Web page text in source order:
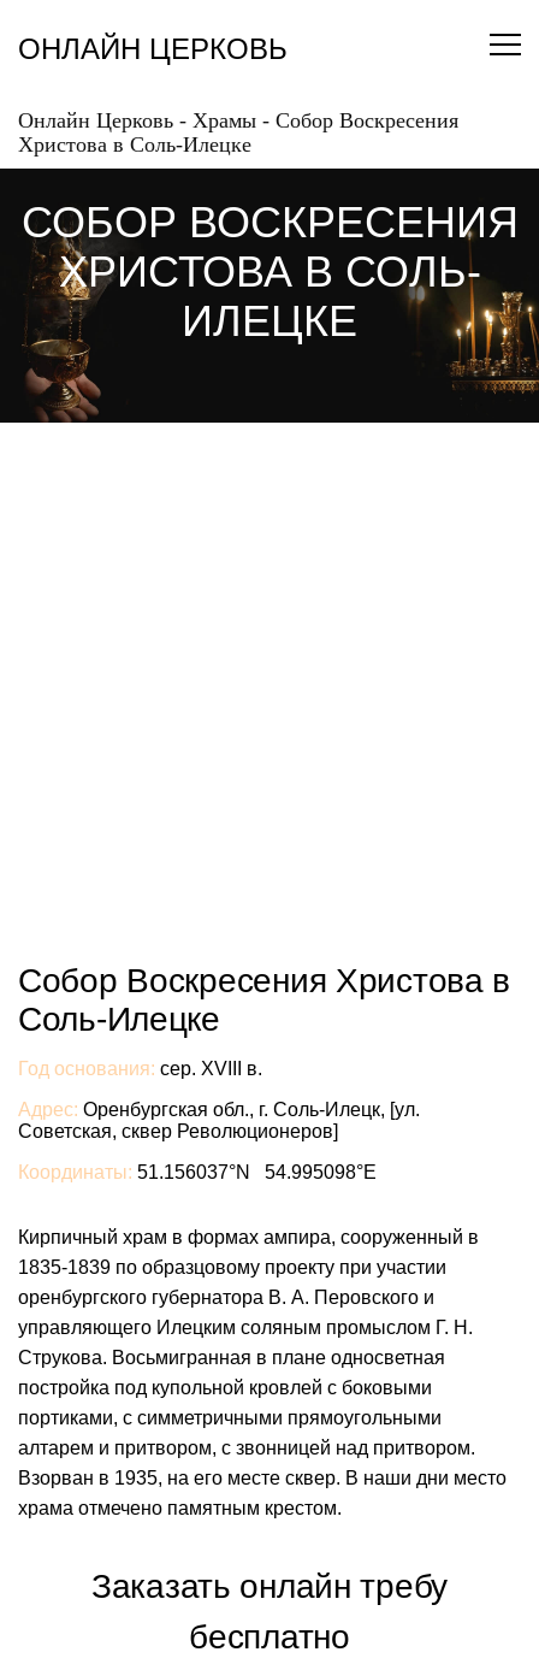
содержанию
ОНЛАЙН ЦЕРКОВЬ
Онлайн Церковь - Храмы - Собор Воскресения
Христова в Соль-Илецке
СОБОР ВОСКРЕСЕНИЯ
ХРИСТОВА В СОЛЬ-
ИЛЕЦКЕ
Собор Воскресения Христова в
Соль-Илецке
Год основания: сер. XVIII в.
Адрес: Оренбургская обл., г. Соль-Илецк, [ул.
Советская, сквер Революционеров]
Координаты: 51.156037°N 54.995098°E
Кирпичный храм в формах ампира, сооруженный в
1835-1839 по образцовому проекту при участии
оренбургского губернатора В. А. Перовского и
управляющего Илецким соляным промыслом Г. Н.
Струкова. Восьмигранная в плане односветная
постройка под купольной кровлей с боковыми
портиками, с симметричными прямоугольными
алтарем и притвором, с звонницей над притвором.
Взорван в 1935, на его месте сквер. В наши дни место
храма отмечено памятным крестом.
Заказать онлайн требу
бесплатно